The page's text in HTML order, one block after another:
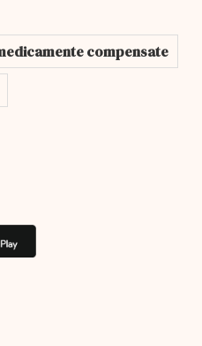
compensate